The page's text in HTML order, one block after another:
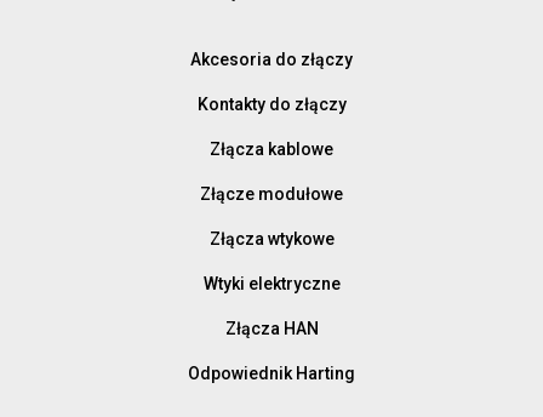
Akcesoria do złączy
Kontakty do złączy
Złącza kablowe
Złącze modułowe
Złącza wtykowe
Wtyki elektryczne
Złącza HAN
Odpowiednik Harting